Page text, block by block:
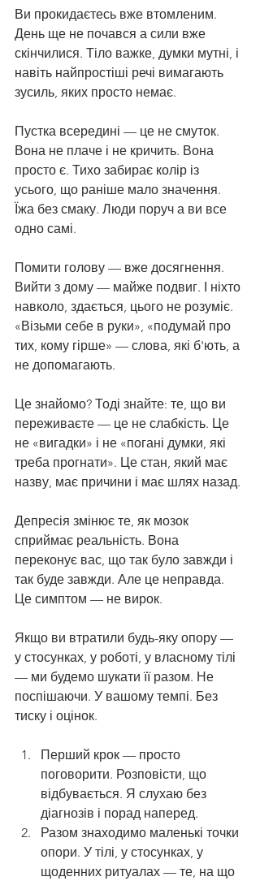
Ви прокидаєтесь вже втомленим.
День ще не почався а сили вже
скінчилися. Тіло важке, думки мутні, і
навіть найпростіші речі вимагають
зусиль, яких просто немає.
Пустка всередині — це не смуток.
Вона не плаче і не кричить. Вона
просто є. Тихо забирає колір із
усього, що раніше мало значення.
Їжа без смаку. Люди поруч а ви все
одно самі.
Помити голову — вже досягнення.
Вийти з дому — майже подвиг. І ніхто
навколо, здається, цього не розуміє.
«Візьми себе в руки», «подумай про
тих, кому гірше» — слова, які б'ють, а
не допомагають.
Це знайомо? Тоді знайте: те, що ви
переживаєте — це не слабкість. Це
не «вигадки» і не «погані думки, які
треба прогнати». Це стан, який має
назву, має причини і має шлях назад.
Депресія змінює те, як мозок
сприймає реальність. Вона
переконує вас, що так було завжди і
так буде завжди. Але це неправда.
Це симптом — не вирок.
Якщо ви втратили будь-яку опору —
у стосунках, у роботі, у власному тілі
— ми будемо шукати її разом. Не
поспішаючи. У вашому темпі. Без
тиску і оцінок.
Перший крок — просто
поговорити. Розповісти, що
відбувається. Я слухаю без
діагнозів і порад наперед.
Разом знаходимо маленькі точки
опори. У тілі, у стосунках, у
щоденних ритуалах — те, на що